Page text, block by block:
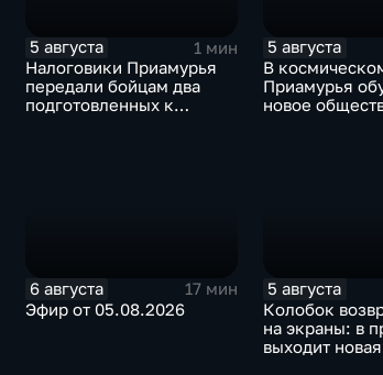
5 августа
1 мин
Налоговики Приамурья
передали бойцам два
подготовленных к
5 августа
В
Приамурья
новое
6 августа
17 мин
Эфир от 05.08.2026
5 августа
Колобок
на экраны: в
выходит